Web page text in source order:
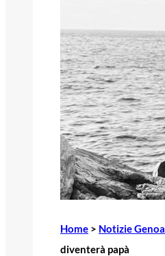
Home > Notizie Genoa
diventerà papà